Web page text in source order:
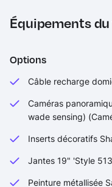
Équipements
Options
Câble recharge
Caméras
wade sensing)
Inserts décoratifs
Jantes 19" 'Style
Peinture métallisée